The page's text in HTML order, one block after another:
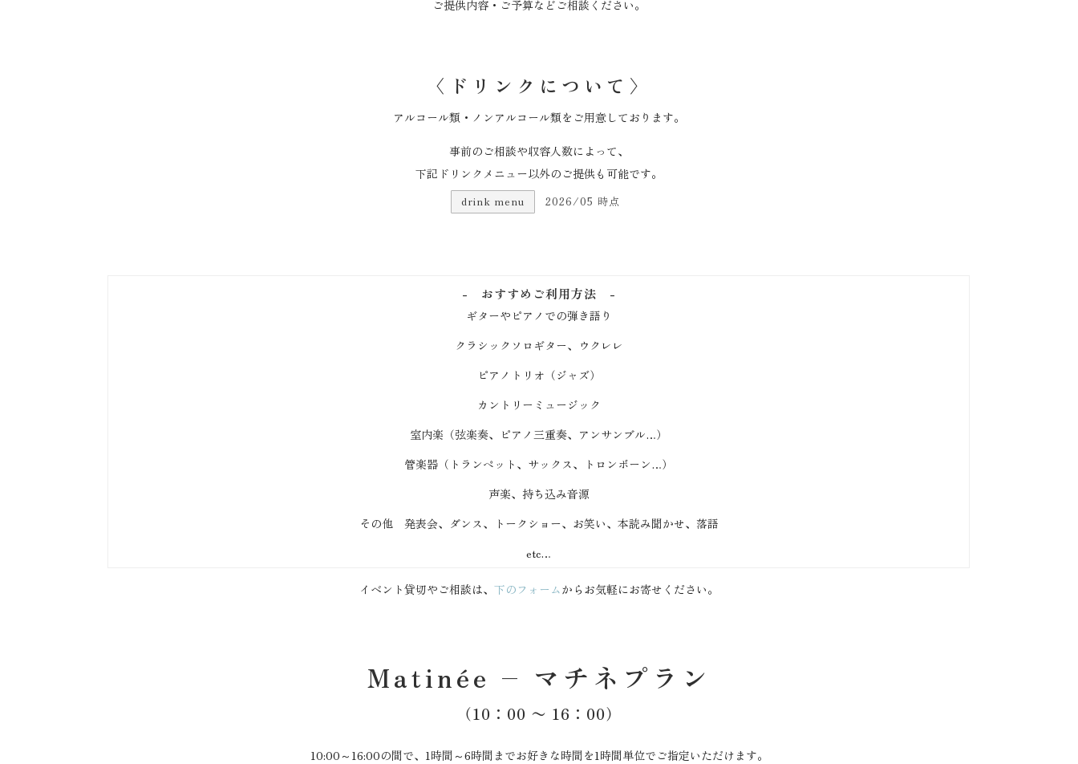
ご提供内容・ご予算などご相談ください。
〈ドリンクについて〉
アルコール類・ノンアルコール類をご用意しております。
事前のご相談や収容人数によって、
下記ドリンクメニュー以外のご提供も可能です。
drink menu 2026/05 時点
- おすすめご利用方法 -
ギターやピアノでの弾き語り
クラシックソロギター、 ウクレレ
ピアノトリオ（ジャズ）
カントリーミュージック
室内楽（弦楽奏、ピアノ三重奏、アンサンブル…）
管楽器（トランペット、サックス、トロンボーン…）
声楽、 持ち込み音源
その他 発表会、ダンス、トークショー、お笑い、本読み聞かせ、落語
etc…
イベント貸切やご相談は、 下のフォームからお気軽にお寄せください。
Matinée – マチネプラン
（10：00 〜 16：00）
10:00～16:00の間で、1時間～6時間までお好きな時間を1時間単位でご指定いただけます。